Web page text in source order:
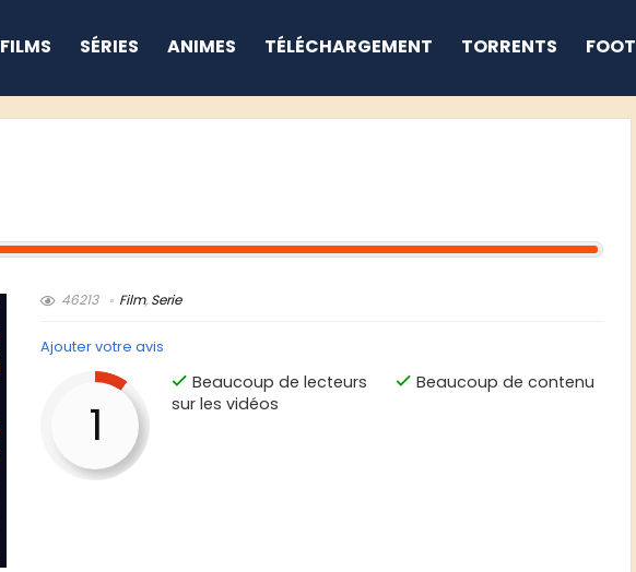
FILMS SÉRIES ANIMES TÉLÉCHARGEMENT TORRENTS FOOT
46213 Film, Serie
Ajouter votre avis
1
Beaucoup de lecteurs
sur les vidéos
Beaucoup de contenu